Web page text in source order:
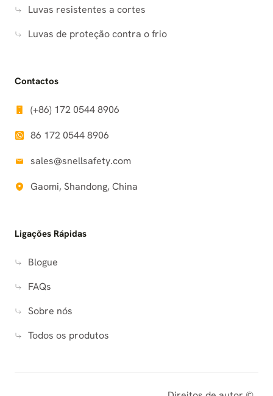
Luvas resistentes a cortes
Luvas de proteção contra o frio
Contactos
(+86) 172 0544 8906
86 172 0544 8906
sales@snellsafety.com
Gaomi, Shandong, China
Ligações Rápidas
Blogue
FAQs
Sobre nós
Todos os produtos